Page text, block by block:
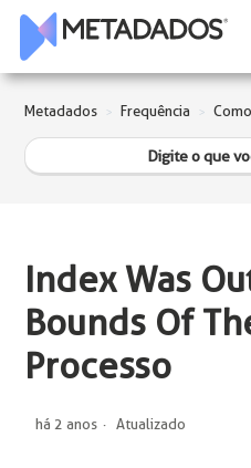
Metadados Frequência
Index Was
Bounds Of
Processo
há 2 anos Atualizado